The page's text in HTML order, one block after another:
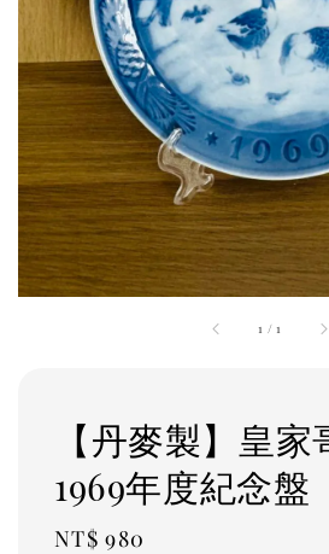
1 /1
【丹麥製】皇
1969年度紀念盤
Regular
NT$ 980